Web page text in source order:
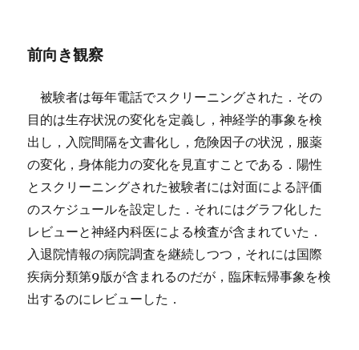
前向き観察
被験者は毎年電話でスクリーニングされた．その
目的は生存状況の変化を定義し，神経学的事象を検
出し，入院間隔を文書化し，危険因子の状況，服薬
の変化，身体能力の変化を見直すことである．陽性
とスクリーニングされた被験者には対面による評価
のスケジュールを設定した．それにはグラフ化した
レビューと神経内科医による検査が含まれていた．
入退院情報の病院調査を継続しつつ，それには国際
疾病分類第9版が含まれるのだが，臨床転帰事象を検
出するのにレビューした．